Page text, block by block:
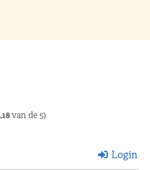
van de 5)
Login